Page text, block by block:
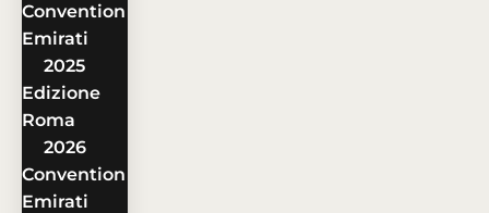
Convention
Emirati
2025
Edizione
Roma
2026
Convention
Emirati